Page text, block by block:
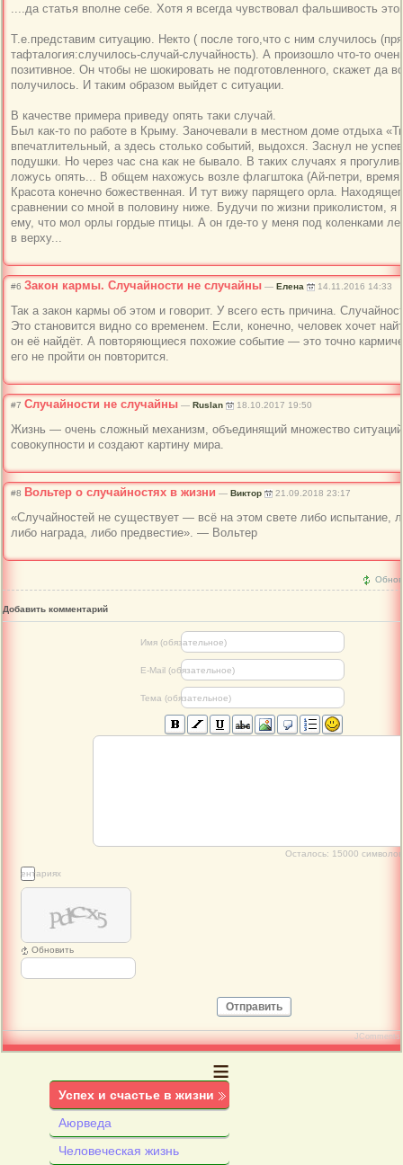
....да статья вполне себе. Хотя я всегда чувствовал фальшивость
Т.е.представим ситуацию. Некто ( после того,что с ним случилось
тафталогия:случилось-случай-случайность). А произошло что-то
позитивное. Он чтобы не шокировать не подготовленного , скажет да
получилось. И таким образом выйдет с ситуации.
В качестве примера приведу опять таки случай.
Был как-то по работе в Крыму. Заночевали в местном доме отдыха
впечатлительный , а здесь столько событий, выдохся. Заснул не
подушки. Но через час сна как не бывало. В таких случаях я
ложусь опять... В общем нахожусь возле флагштока (Ай-петри, время
Красота конечно божественная. И тут вижу парящего орла.
сравнении со мной в половину ниже. Будучи по жизни приколистом,
ему, что мол орлы гордые птицы. А он где-то у меня под коленками
в верху...
#6 Закон кармы. Случайности не случайны — Елена 14.11.2016 14:33
Так а закон кармы об этом и говорит. У всего есть причина.
Это становится видно со временем. Если, конечно, человек хочет
он её найдёт. А повторяющиеся похожие событие — это точно
его не пройти он повторится.
#7 Случайности не случайны — Ruslan 18.10.2017 19:50
Жизнь — очень сложный механизм, объединящий множество
совокупности и создают картину мира.
#8 Вольтер о случайностях в жизни — Виктор 21.09.2018 23:17
«Случайностей не существует — всё на этом свете либо испытание,
либо награда, либо предвестие». — Вольтер
Добавить комментарий
Имя (обязательное)
E-Mail (обязательное)
Тема (обязательное)
Осталось: 15000 символов
Обновить
Отправить
JComments
≡
Успех и счастье в жизни
Аюрведа
Человеческая жизнь